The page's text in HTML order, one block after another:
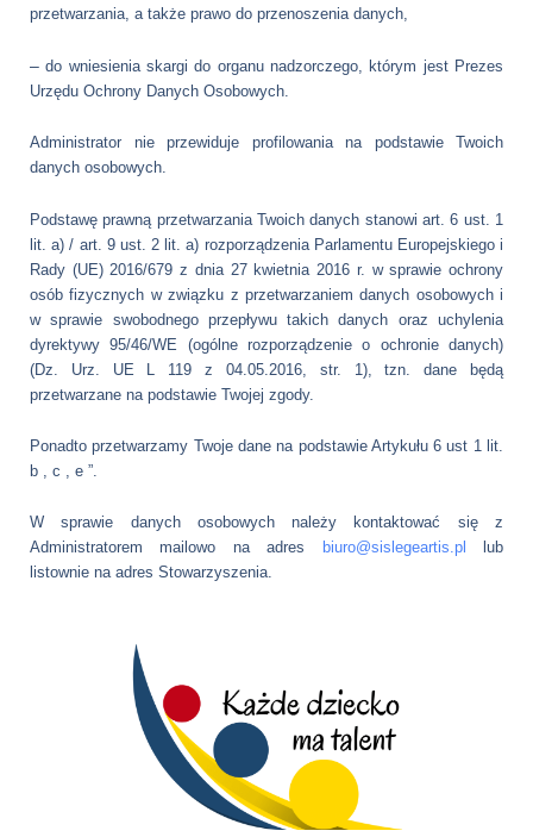
przetwarzania, a także prawo do przenoszenia danych,
–do wniesienia skargi do organu nadzorczego, którym jest Prezes
Urzędu Ochrony Danych Osobowych.
Administrator nie przewiduje profilowania na podstawie Twoich
danych osobowych.
Podstawę prawną przetwarzania Twoich danych stanowi art. 6 ust. 1
lit. a) / art. 9 ust. 2 lit. a) rozporządzenia Parlamentu Europejskiego i
Rady (UE) 2016/679 z dnia 27 kwietnia 2016 r. w sprawie ochrony
osób fizycznych w związku z przetwarzaniem danych osobowych i
w sprawie swobodnego przepływu takich danych oraz uchylenia
dyrektywy 95/46/WE (ogólne rozporządzenie o ochronie danych)
(Dz. Urz. UE L 119 z 04.05.2016, str. 1), tzn. dane będą
przetwarzane na podstawie Twojej zgody.
Ponadto przetwarzamy Twoje dane na podstawie Artykułu 6 ust 1 lit.
b , c , e ”.
W sprawie danych osobowych należy kontaktować się z
Administratorem mailowo na adres
biuro@sislegeartis.pl
lub
listownie na adres Stowarzyszenia.